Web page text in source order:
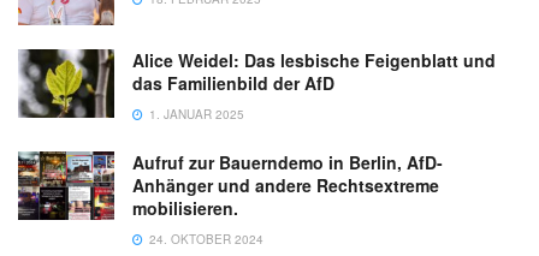
Alice Weidel: Das lesbische Feigenblatt und
das Familienbild der AfD
1. JANUAR 2025
Aufruf zur Bauerndemo in Berlin, AfD-
Anhänger und andere Rechtsextreme
mobilisieren.
24. OKTOBER 2024